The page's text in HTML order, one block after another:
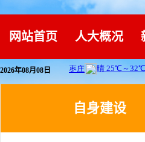
网站首页 人大概况
2026年08月08日
自身建设